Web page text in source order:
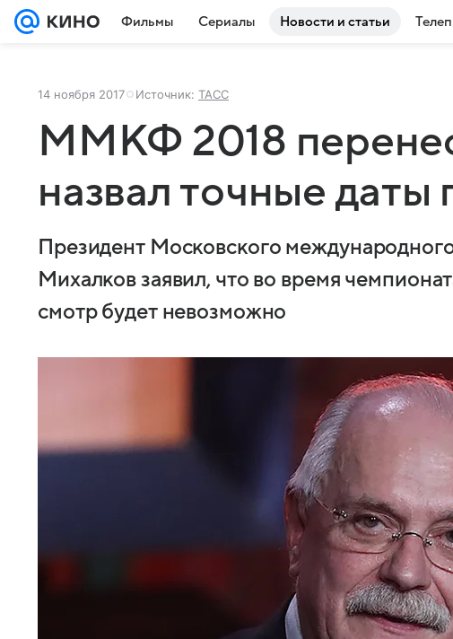
Фильмы Сериалы Новости и статьи
14 ноября 2017 Источник: ТАСС
ММКФ 2018
назвал точные даты
Президент Московского
Михалков заявил, что во время
смотр будет невозможно